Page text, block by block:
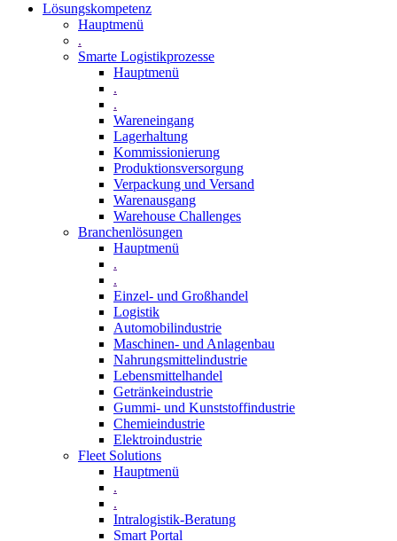
Lösungskompetenz
Hauptmenü
.
Smarte Logistikprozesse
Hauptmenü
.
.
Wareneingang
Lagerhaltung
Kommissionierung
Produktionsversorgung
Verpackung und Versand
Warenausgang
Warehouse Challenges
Branchenlösungen
Hauptmenü
.
.
Einzel- und Großhandel
Logistik
Automobilindustrie
Maschinen- und Anlagenbau
Nahrungsmittelindustrie
Lebensmittelhandel
Getränkeindustrie
Gummi­- und Kunststoffindustrie
Chemieindustrie
Elektroindustrie
Fleet Solutions
Hauptmenü
.
.
Intralogistik-Beratung
Smart Portal